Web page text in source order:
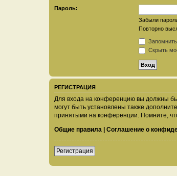
Пароль:
Забыли
Повторно
Скрыть
РЕГИСТРАЦИЯ
Для входа на конференцию вы должны
могут быть установлены также
принятыми на конференции. Помните,
Общие правила
Соглашение о
Регистрация